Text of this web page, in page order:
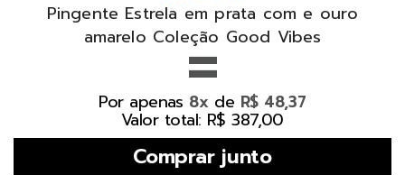
Pingente Estrela em prata com e ouro
amarelo Coleção Good Vibes
=
Por apenas 8x de R$ 48,37
Valor total: R$ 387,00